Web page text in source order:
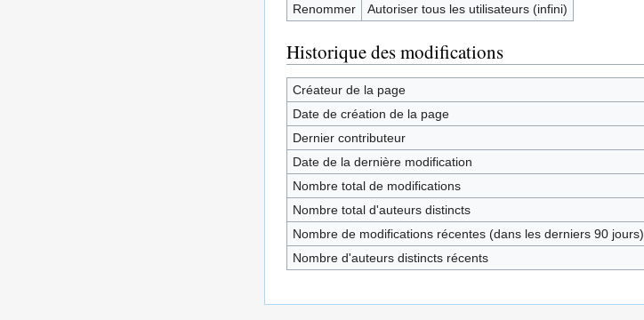
Renommer
Autoriser tous les utilisateurs (infini)
Historique des modifications
Créateur de la page
Date de création de la page
Dernier contributeur
Date de la dernière modification
Nombre total de modifications
Nombre total d'auteurs distincts
Nombre de modifications récentes (dans les derniers 90 jours)
Nombre d'auteurs distincts récents